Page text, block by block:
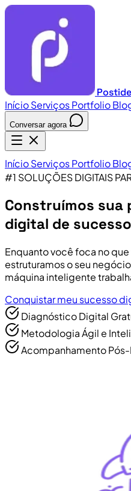
InícioServiçosPortfolio
Conversar agora
InícioServiçosPortfolio
#1 SOLUÇÕES DIGITAIS
Construímos sua
digital de sucesso
Enquanto você foca no
estruturamos o seu
máquina inteligente
Conquistar meu sucesso
Diagnóstico Digital
Metodologia Ágil e
Acompanhamento